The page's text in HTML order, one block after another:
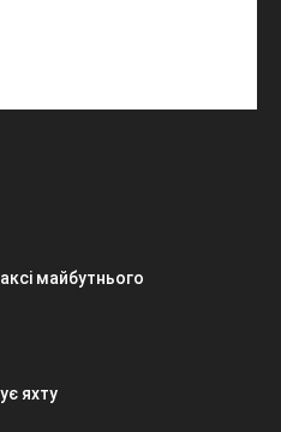
майбутнього
яхту